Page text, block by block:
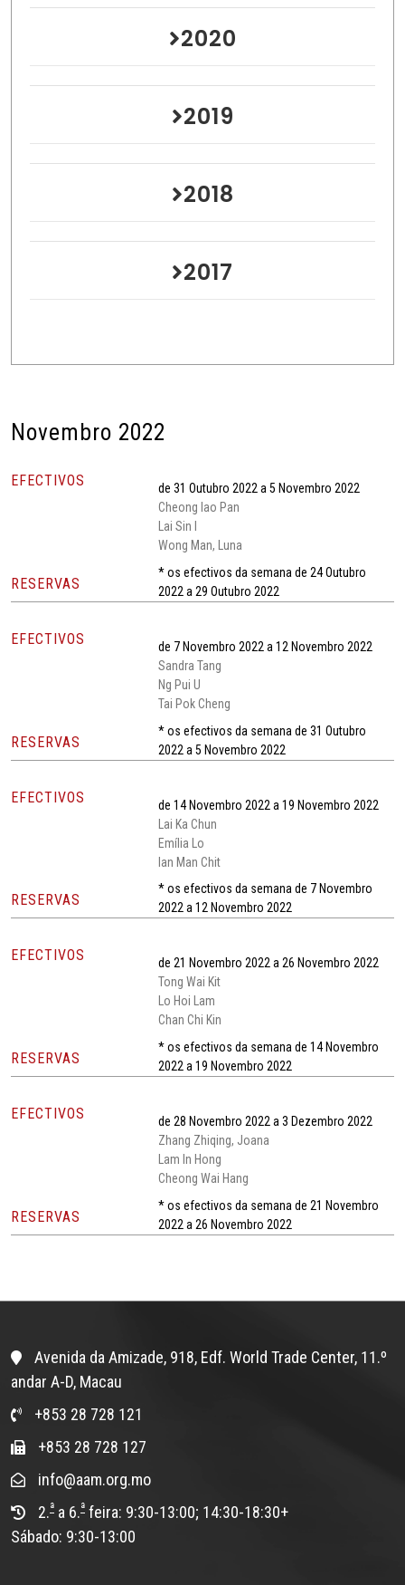
2020
2019
2018
2017
Novembro 2022
EFECTIVOS
de 31 Outubro 2022 a 5 Novembro 2022
Cheong Iao Pan
Lai Sin I
Wong Man, Luna
RESERVAS
* os efectivos da semana de 24 Outubro
2022 a 29 Outubro 2022
EFECTIVOS
de 7 Novembro 2022 a 12 Novembro 2022
Sandra Tang
Ng Pui U
Tai Pok Cheng
RESERVAS
* os efectivos da semana de 31 Outubro
2022 a 5 Novembro 2022
EFECTIVOS
de 14 Novembro 2022 a 19 Novembro 2022
Lai Ka Chun
Emília Lo
Ian Man Chit
RESERVAS
* os efectivos da semana de 7 Novembro
2022 a 12 Novembro 2022
EFECTIVOS
de 21 Novembro 2022 a 26 Novembro 2022
Tong Wai Kit
Lo Hoi Lam
Chan Chi Kin
RESERVAS
* os efectivos da semana de 14 Novembro
2022 a 19 Novembro 2022
EFECTIVOS
de 28 Novembro 2022 a 3 Dezembro 2022
Zhang Zhiqing, Joana
Lam In Hong
Cheong Wai Hang
RESERVAS
* os efectivos da semana de 21 Novembro
2022 a 26 Novembro 2022
Avenida da Amizade, 918, Edf. World Trade Center, 11.º
andar A-D, Macau
+853 28 728 121
+853 28 728 127
info@aam.org.mo
2.ª a 6.ª feira: 9:30-13:00; 14:30-18:30+
Sábado: 9:30-13:00